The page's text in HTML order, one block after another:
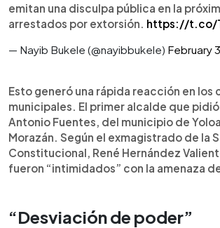
emitan una disculpa pública en la
arrestados por extorsión. https://t.co/
— Nayib Bukele (@nayibbukele) February
Esto generó una rápida reacción en los
municipales. El primer alcalde que
Antonio Fuentes, del municipio de
Morazán. Según el exmagistrado de la
Constitucional, René Hernández
fueron “intimidados” con la amenaza
“Desviación de poder”